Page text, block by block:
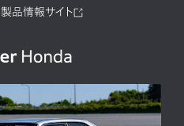
製品情報サイト